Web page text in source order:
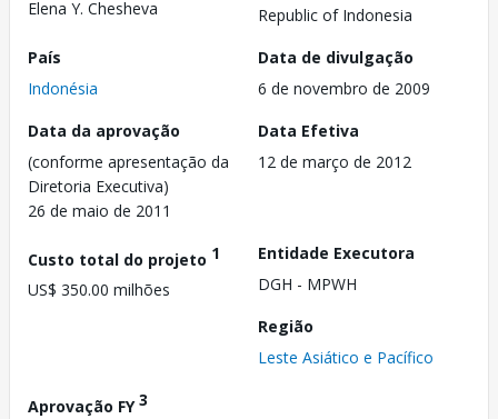
Elena Y. Chesheva
Republic of Indonesia
País
Indonésia
Data de divulgação
6 de novembro de 2009
Data da aprovação
(conforme apresentação da
Diretoria Executiva)
26 de maio de 2011
Data Efetiva
12 de março de 2012
Custo total do projeto 1
US$ 350.00 milhões
Entidade Executora
DGH - MPWH
Região
Leste Asiático e Pacífico
Aprovação FY3